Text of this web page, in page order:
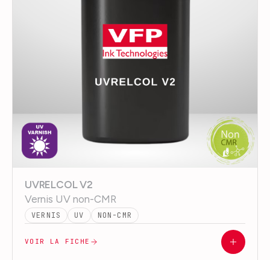
UVRELCOL V2
Vernis UV non-CMR
VERNIS UV NON-CMR
VOIR LA FICHE